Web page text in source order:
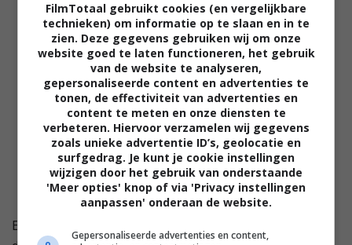
Een vrouw laat haar bijna ex-man kennismaken met
FilmTotaal gebruikt cookies (en vergelijkbare
technieken) om informatie op te slaan en in te
zien. Deze gegevens gebruiken wij om onze
website goed te laten functioneren, het gebruik
van de website te analyseren,
gepersonaliseerde content en advertenties te
tonen, de effectiviteit van advertenties en
content te meten en onze diensten te
verbeteren. Hiervoor verzamelen wij gegevens
zoals unieke advertentie ID’s, geolocatie en
surfgedrag. Je kunt je cookie instellingen
wijzigen door het gebruik van onderstaande
'Meer opties' knop of via 'Privacy instellingen
aanpassen' onderaan de website.
Gepersonaliseerde advertenties en content,